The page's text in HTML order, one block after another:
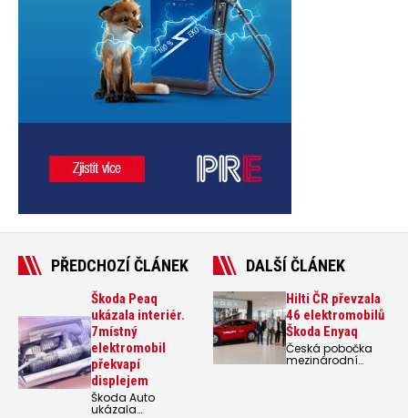
PŘEDCHOZÍ ČLÁNEK
Škoda Peaq
ukázala interiér.
7místný
elektromobil
překvapí
displejem
Škoda Auto
ukázala
DALŠÍ ČLÁNEK
Hilti ČR převzala
46 elektromobilů
Škoda Enyaq
Česká pobočka
mezinárodní